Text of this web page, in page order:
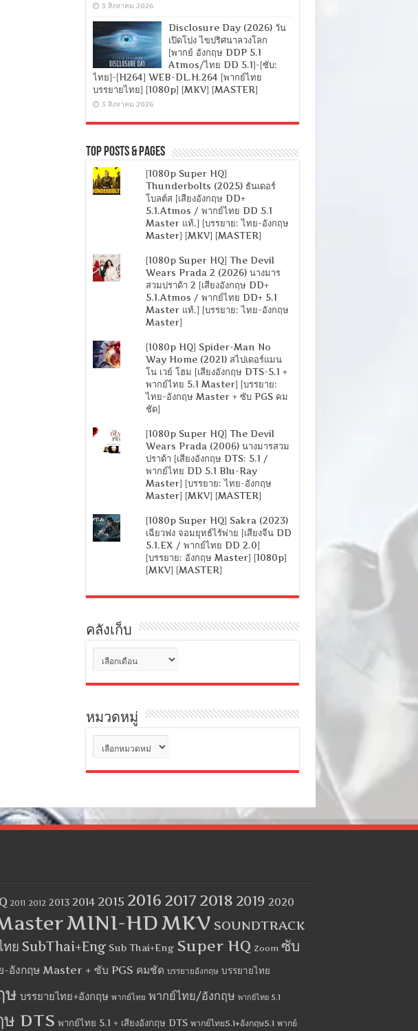
3 สิงหาคม 2026
Disclosure Day (2026) วัน
เปิดโปง ไขปริศนาลวงโลก
[พากย์ อังกฤษ DDP 5.1
Atmos/ไทย DD 5.1]-[ซับ:
ไทย]-[H264] WEB-DL.H.264 [พากย์ไทย
บรรยายไทย] [1080p] [MKV] [MASTER]
3 สิงหาคม 2026
Top Posts & Pages
[1080p Super HQ]
Thunderbolts (2025) ธันเดอร์
โบลต์ส [เสียงอังกฤษ DD+
5.1.Atmos / พากย์ไทย DD 5.1
Master แท้.] [บรรยาย: ไทย-อังกฤษ
Master] [MKV] [MASTER]
[1080p Super HQ] The Devil
Wears Prada 2 (2026) นางมาร
สวมปราด้า 2 [เสียงอังกฤษ DD+
5.1.Atmos / พากย์ไทย DD+ 5.1
Master แท้.] [บรรยาย: ไทย-อังกฤษ
Master]
[1080p HQ] Spider-Man No
Way Home (2021) สไปเดอร์แมน
โน เวย์ โฮม [เสียงอังกฤษ DTS-5.1 +
พากย์ไทย 5.1 Master] [บรรยาย:
ไทย-อังกฤษ Master + ซับ PGS คม
ชัด]
[1080p Super HQ] The Devil
Wears Prada (2006) นางมารสวม
ปราด้า [เสียงอังกฤษ DTS: 5.1 /
พากย์ไทย DD 5.1 Blu-Ray
Master] [บรรยาย: ไทย-อังกฤษ
Master] [MKV] [MASTER]
[1080p Super HQ] Sakra (2023)
เฉียวฟง จอมยุทธ์ไร้พ่าย [เสียงจีน DD
5.1.EX / พากย์ไทย DD 2.0]
[บรรยาย: อังกฤษ Master] [1080p]
[MKV] [MASTER]
คลังเก็บ
เก็บ
หมวดหมู่
หมู่
2011 2012 2013 2014 2015 2016 2017 2018 2019 2020
MINI-HDMKV SOUNDTRACK
ทย SubThai+Eng Sub Thai+Eng Super HQ Zoom ซับ
-อังกฤษ Master + ซับ PGS คมชัด บรรยายอังกฤษ บรรยายไทย
ษ บรรยายไทย+อังกฤษ พากย์ไทย พากย์ไทย/อังกฤษ พากย์ไทย 5.1
ษ DTS พากย์ไทย 5.1 + เสียงอังกฤษ DTS พากย์ไทย5.1+อังกฤษ5.1 พากย์